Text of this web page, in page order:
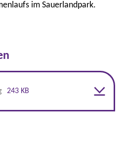
im Sauerlandpark.
243 KB